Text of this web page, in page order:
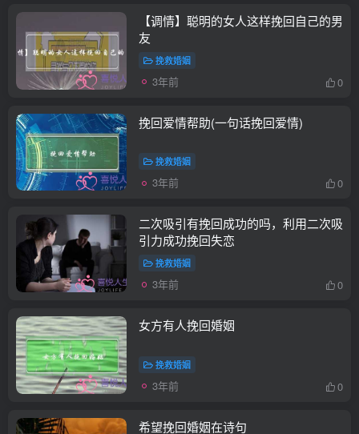
【调情】聪明的女人这样挽回自己的男
友
挽救婚姻
3年前 0
挽回爱情帮助(一句话挽回爱情)
挽救婚姻
3年前 0
二次吸引有挽回成功的吗，利用二次吸
引力成功挽回失恋
挽救婚姻
3年前 0
女方有人挽回婚姻
挽救婚姻
3年前 0
希望挽回婚姻在诗句